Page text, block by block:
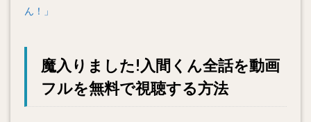
ん！」
魔入りました!入間くん全話を動画
フルを無料で視聴する方法